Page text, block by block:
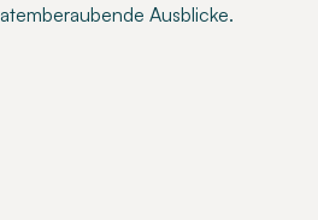
atemberaubende Ausblicke.